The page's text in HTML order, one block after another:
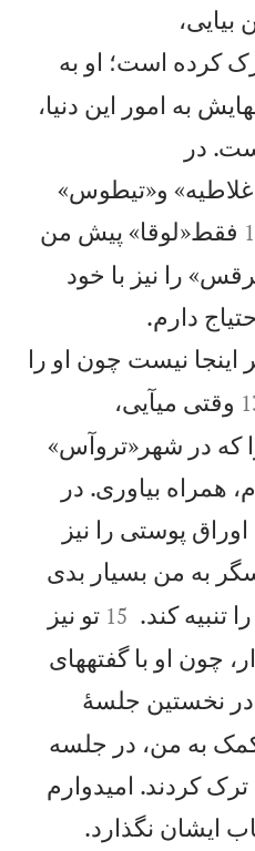
كرده است؛ او به
به امور اين دنيا،
در
و«تيطوس»
فقط«لوقا» پيش من
را نيز با خود
دارم.
نيست چون او را
وقتی میآيی،
كه در شهر«تروآس»
همراه بياوری. در
پوستی را نيز
به من بسيار بدی
تنبيه كند. 

15 تو نيز
چون او با گفتههای
در نخستين جلسهٔ
به من، در جلسه
كردند. اميدوارم
ايشان نگذارد.